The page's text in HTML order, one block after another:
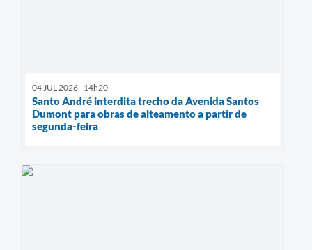
04 JUL 2026 - 14h20
Santo André interdita trecho da Avenida Santos
Dumont para obras de alteamento a partir de
segunda-feira